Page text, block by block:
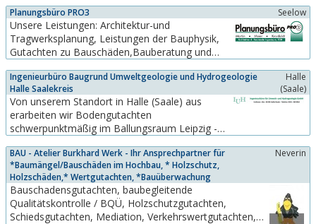
zertifizierter Sachverständiger und SiGeKo,
Videoerstellung mit animierten ObjektenWir
übernehmen für Sie im...
Planungsbüro PRO3 Seelow
Unsere Leistungen: Architektur-und
Tragwerksplanung, Leistungen der Bauphysik,
Gutachten zu Bauschäden,Bauberatung und
Ingenieurbüro Baugrund Umweltgeologie und Hydrogeologie
Halle Saalekreis
Halle
(Saale)
Von unserem Standort in Halle (Saale) aus
erarbeiten wir Bodengutachten
schwerpunktmäßig im Ballungsraum Leipzig -
die Großräume Potsdam - Berlin, Dresden,
Chemnitz, Erfurt und Hannover. Da wir die
anfallenden technischen Arbeiten selbst
projektieren und zum Großteil auch...
BAU - Atelier Burkhard Werk - Ihr Ansprechpartner für
*Baumängel/Bauschäden im Hochbau, * Holzschutz,
Holzschäden,* Wertgutachten, *Bauüberwachung
Neverin
Bauschadensgutachten, baubegleitende
Qualitätskontrolle / BQÜ, Holzschutzgutachten,
Schiedsgutachten, Mediation, Verkehrswertgutachten,